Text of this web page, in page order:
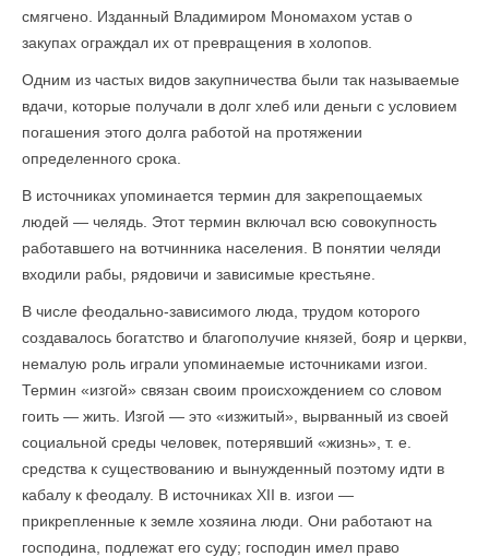
смягчено. Изданный Владимиром Мономахом устав о
закупах ограждал их от превращения в холопов.
Одним из частых видов закупничества были так называемые
вдачи, которые получали в долг хлеб или деньги с условием
погашения этого долга работой на протяжении
определенного срока.
В источниках упоминается термин для закрепощаемых
людей — челядь. Этот термин включал всю совокупность
работавшего на вотчинника населения. В понятии челяди
входили рабы, рядовичи и зависимые крестьяне.
В числе феодально-зависимого люда, трудом которого
создавалось богатство и благополучие князей, бояр и церкви,
немалую роль играли упоминаемые источниками изгои.
Термин «изгой» связан своим происхождением со словом
гоить — жить. Изгой — это «изжитый», вырванный из своей
социальной среды человек, потерявший «жизнь», т. е.
средства к существованию и вынужденный поэтому идти в
кабалу к феодалу. В источниках XII в. изгои —
прикрепленные к земле хозяина люди. Они работают на
господина, подлежат его суду; господин имел право